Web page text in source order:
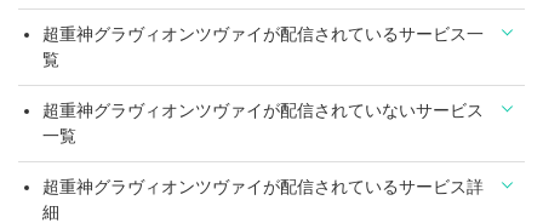
超重神グラヴィオンツヴァイが配信されているサービス一
覧
超重神グラヴィオンツヴァイが配信されていないサービス
一覧
超重神グラヴィオンツヴァイが配信されているサービス詳
細